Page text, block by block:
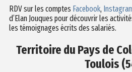
RDV sur les comptes Facebook,
d’Elan Jouques pour découvrir les
les témoignages écrits des salariés.
Territoire du Pays de
Toulois